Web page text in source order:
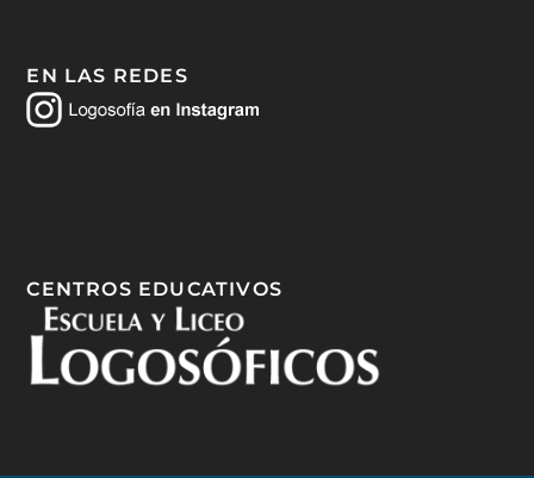
EN LAS REDES
CENTROS EDUCATIVOS